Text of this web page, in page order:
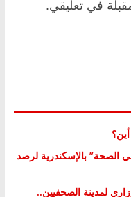
في تعليقي.
الصحة” بالإسكندرية لرصد
لمدينة الصحفيين..